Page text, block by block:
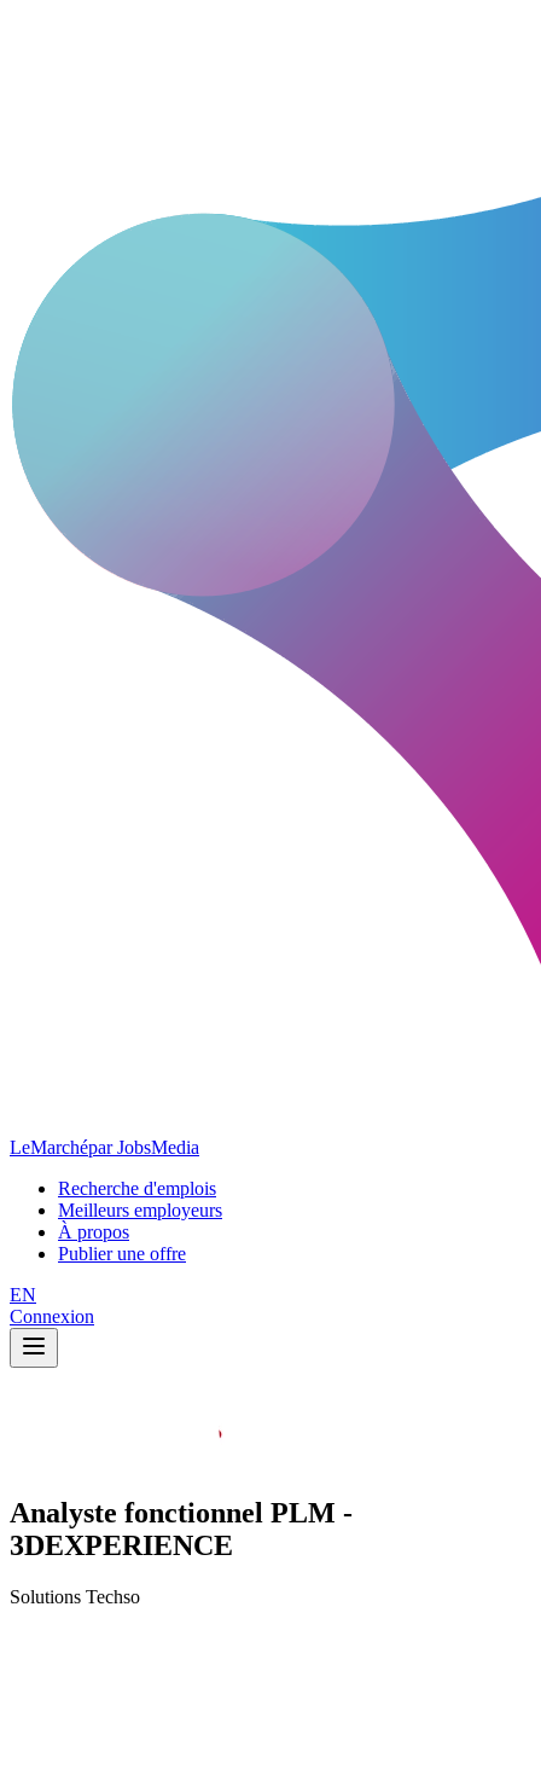
LeMarchépar JobsMedia
Recherche d'emplois
Meilleurs employeurs
À propos
Publier une offre
EN
Connexion
Analyste fonctionnel PLM -
3DEXPERIENCE
Solutions Techso